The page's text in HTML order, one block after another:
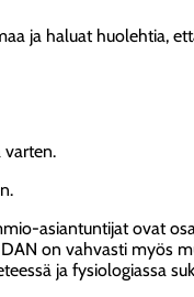
ja haluat huolehtia,
varten.
asiantuntijat ovat
on vahvasti myös
ja fysiologiassa